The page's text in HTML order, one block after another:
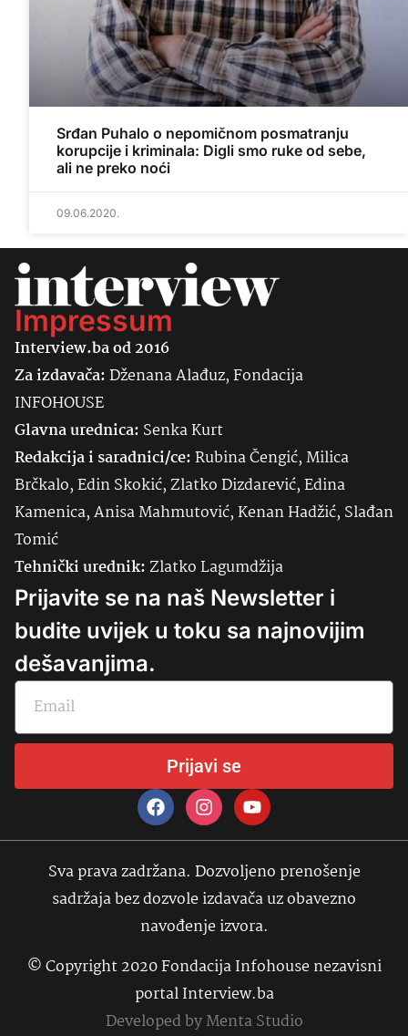
Srđan Puhalo o nepomičnom posmatranju
korupcije i kriminala: Digli smo ruke od sebe,
ali ne preko noći
09.06.2020.
Impressum
Interview.ba od 2016
Za izdavača:Dženana Alađuz, Fondacija
INFOHOUSE
Glavna urednica: SenkaKurt
Redakcija i saradnici/ce:Rubina Čengić, Milica
Brčkalo, Edin Skokić, Zlatko Dizdarević, Edina
Kamenica, Anisa Mahmutović, Kenan Hadžić, Slađan
Tomić
Tehnički urednik:Zlatko Lagumdžija
Prijavite se na naš Newsletter i
budite uvijek u toku sa najnovijim
dešavanjima.
Prijavi se
Sva prava zadržana. Dozvoljeno prenošenje
sadržaja bez dozvole izdavača uz obavezno
navođenje izvora.
© Copyright 2020 Fondacija Infohouse nezavisni
portal Interview.ba
Developed byMenta Studio